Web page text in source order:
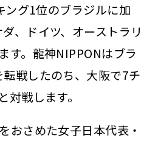
ング1位のブラジルに加
、ドイツ、オーストラリ
す。龍神NIPPONはブラ
戦したのち、大阪で7チ
対戦します。
おさめた女子日本代表・